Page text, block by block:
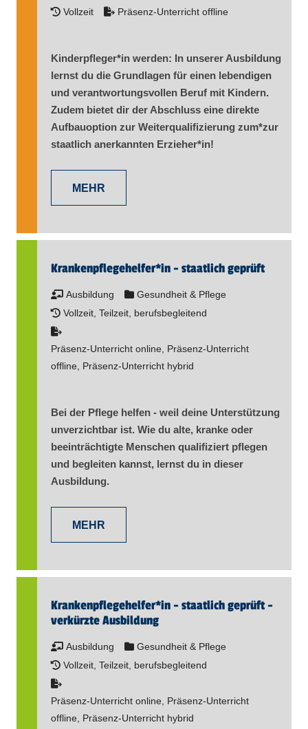
Vollzeit
Präsenz-Unterricht offline
Kinderpfleger​*in werden: In unserer Ausbildung
lernst du die Grundlagen für einen lebendigen
und verantwortungsvollen Beruf mit Kindern.
Zudem bietet dir der Abschluss eine direkte
Aufbauoption zur Weiterqualifizierung zum*zur
staatlich anerkannten Erzieher​*in!
MEHR
Kranken­pflege­helfer​*in - staatlich geprüft
Ausbildung
Gesundheit & Pflege
Vollzeit, Teilzeit, berufsbegleitend
Präsenz-Unterricht online, Präsenz-Unterricht
offline, Präsenz-Unterricht hybrid
Bei der Pflege helfen - weil deine Unterstützung
unverzichtbar ist. Wie du alte, kranke oder
beeinträchtigte Menschen qualifiziert pflegen
und begleiten kannst, lernst du in dieser
Ausbildung.
MEHR
Kranken­pflege­helfer​*in - staatlich geprüft -
verkürzte Ausbildung
Ausbildung
Gesundheit & Pflege
Vollzeit, Teilzeit, berufsbegleitend
Präsenz-Unterricht online, Präsenz-Unterricht
offline, Präsenz-Unterricht hybrid